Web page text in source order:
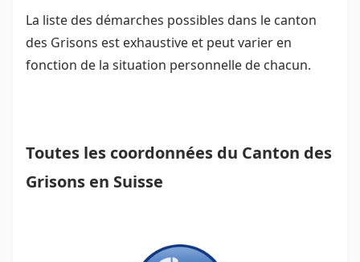
La liste des démarches possibles dans le canton
des Grisons est exhaustive et peut varier en
fonction de la situation personnelle de chacun.
Toutes les coordonnées du Canton des
Grisons en Suisse